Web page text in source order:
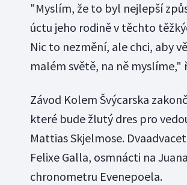
"Myslím, že to byl nejlepší
úctu jeho rodině v těchto
Nic to nezmění, ale chci, aby
malém světě, na ně
Závod Kolem Švýcarska
které bude žlutý dres pro
Mattias Skjelmose.
Felixe Galla, osmnácti na
chronometru Evenepoela.